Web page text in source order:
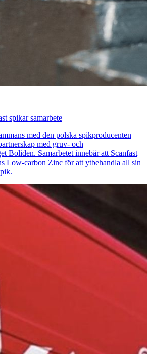
spikar samarbete
med den polska spikproducenten
med gruv- och
Boliden. Samarbetet innebär att Scanfast
Low-carbon Zinc för att ytbehandla all sin